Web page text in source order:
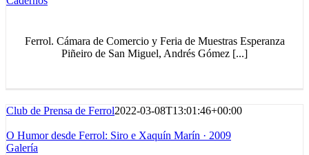
Ferrol. Cámara de Comercio y Feria de Muestras Esperanza
Piñeiro de San Miguel, Andrés Gómez [...]
Club de Prensa de Ferrol2022-03-08T13:01:46+00:00
O Humor desde Ferrol: Siro e Xaquín Marín · 2009
Galería